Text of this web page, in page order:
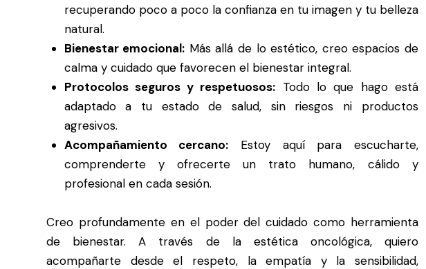
recuperando poco a poco la confianza en tu imagen y tu belleza
natural.
Bienestar emocional: Más allá de lo estético, creo espacios de
calma y cuidado que favorecen el bienestar integral.
Protocolos seguros y respetuosos: Todo lo que hago está
adaptado a tu estado de salud, sin riesgos ni productos
agresivos.
Acompañamiento cercano: Estoy aquí para escucharte,
comprenderte y ofrecerte un trato humano, cálido y
profesional en cada sesión.
Creo profundamente en el poder del cuidado como herramienta
de bienestar. A través de la estética oncológica, quiero
acompañarte desde el respeto, la empatía y la sensibilidad,